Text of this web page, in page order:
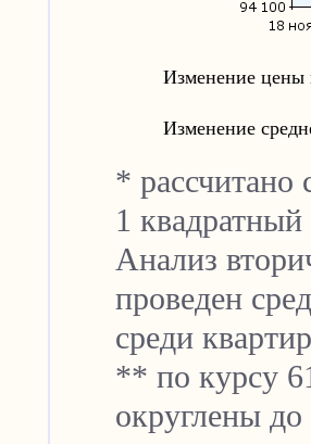
Изменение цены
Изменение
* рассчитано
1
Анализ
проведен
cреди
** по курсу
округлены